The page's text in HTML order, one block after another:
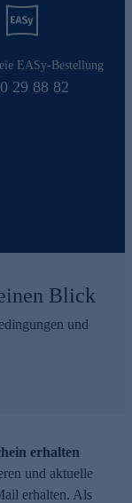
EASy-Bestellung
29 88 82
Blick
und
erhalten
und aktuelle
erhalten. Als